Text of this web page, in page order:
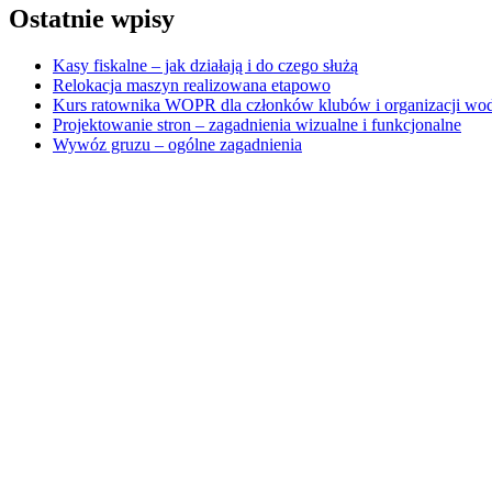
Ostatnie wpisy
Kasy fiskalne – jak działają i do czego służą
Relokacja maszyn realizowana etapowo
Kurs ratownika WOPR dla członków klubów i organizacji
Projektowanie stron – zagadnienia wizualne i funkcjonalne
Wywóz gruzu – ogólne zagadnienia